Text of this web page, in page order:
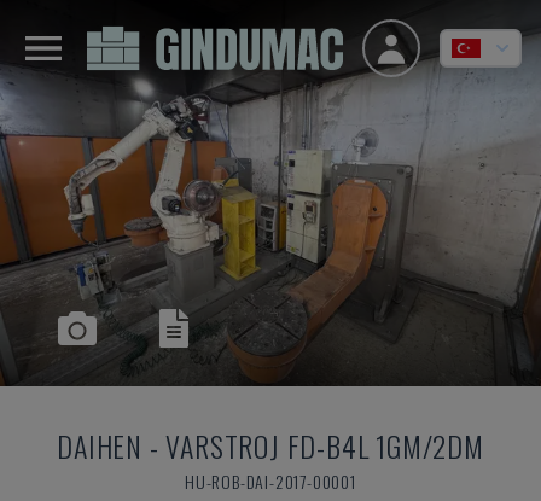
DAIHEN -VARSTROJ FD-B4L 1GM/2DM
HU-ROB-DAI-2017-00001